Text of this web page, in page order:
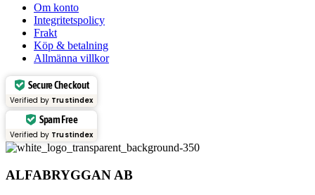
Om konto
Integritetspolicy
Frakt
Köp & betalning
Allmänna villkor
Secure Checkout
Verified by Trustindex
Spam Free
Verified by Trustindex
ALFABRYGGAN AB